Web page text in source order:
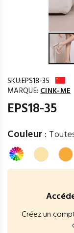
SKU:EPS18-35
MARQUE: CINK-ME
EPS18-35
Couleur :
Créez un